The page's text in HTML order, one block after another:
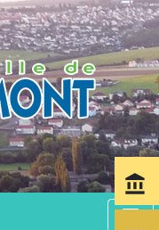
menu
account_balance